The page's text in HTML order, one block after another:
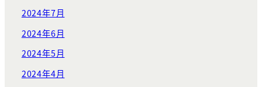
2024年7月
2024年6月
2024年5月
2024年4月